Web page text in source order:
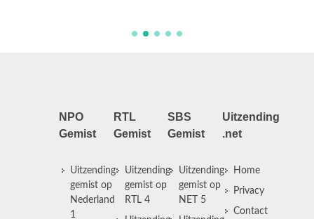
NPO
Gemist
Uitzending
gemist op
Nederland
1
RTL
Gemist
Uitzending
gemist op
RTL 4
SBS
Gemist
Uitzending
gemist op
NET 5
Uitzending
.net
Home
Privacy
Contact